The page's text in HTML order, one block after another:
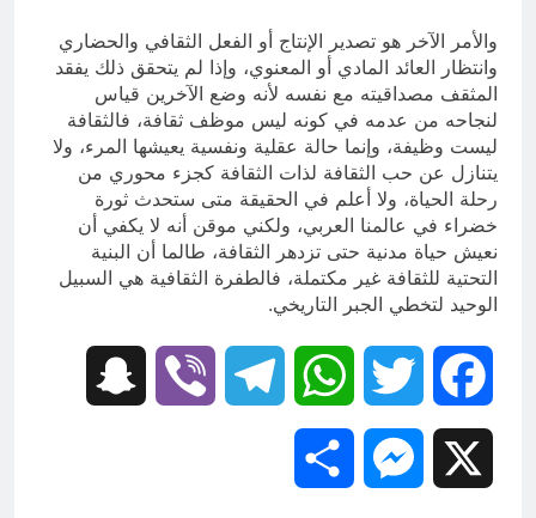
والأمر الآخر هو تصدير الإنتاج أو الفعل الثقافي والحضاري
وانتظار العائد المادي أو المعنوي، وإذا لم يتحقق ذلك يفقد
المثقف مصداقيته مع نفسه لأنه وضع الآخرين قياس
لنجاحه من عدمه في كونه ليس موظف ثقافة، فالثقافة
ليست وظيفة، وإنما حالة عقلية ونفسية يعيشها المرء، ولا
يتنازل عن حب الثقافة لذات الثقافة كجزء محوري من
رحلة الحياة، ولا أعلم في الحقيقة متى ستحدث ثورة
خضراء في عالمنا العربي، ولكني موقن أنه لا يكفي أن
نعيش حياة مدنية حتى تزدهر الثقافة، طالما أن البنية
التحتية للثقافة غير مكتملة، فالطفرة الثقافية هي السبيل
الوحيد لتخطي الجبر التاريخي.
Facebook
Twitter
WhatsApp
Telegram
Viber
Messenger